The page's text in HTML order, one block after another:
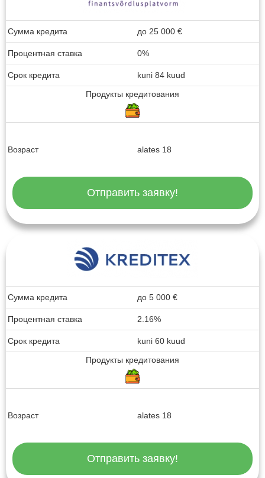
Сумма кредита до 25 000 €
Процентная ставка 0%
Срок кредита
kuni 84 kuud
Продукты кредитования
Возраст alates 18
Отправить заявку!
Сумма кредита до 5 000 €
Процентная ставка 2.16%
Срок кредита
kuni 60 kuud
Продукты кредитования
Возраст alates 18
Отправить заявку!